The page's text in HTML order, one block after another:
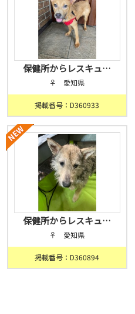
保健所からレスキュ…
♀ 愛知県
掲載番号：D360933
保健所からレスキュ…
♀ 愛知県
掲載番号：D360894